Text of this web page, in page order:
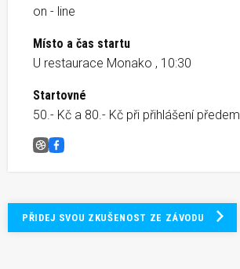
on - line
Místo a čas startu
U restaurace Monako , 10:30
Startovné
50.- Kč a 80.- Kč při přihlášení předem
405. Malá cena Monaka
Facebook
PŘIDEJ SVOU ZKUŠENOST ZE ZÁVODU